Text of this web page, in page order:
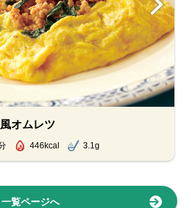
オムレツ
446kcal 3.1g
一覧ページへ